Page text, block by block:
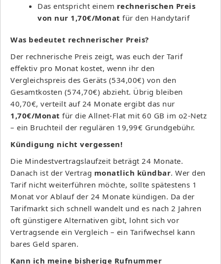
Das entspricht einem rechnerischen Preis
von nur 1,70€/Monat für den Handytarif
Was bedeutet rechnerischer Preis?
Der rechnerische Preis zeigt, was euch der Tarif
effektiv pro Monat kostet, wenn ihr den
Vergleichspreis des Geräts (534,00€) von den
Gesamtkosten (574,70€) abzieht. Übrig bleiben
40,70€, verteilt auf 24 Monate ergibt das nur
1,70€/Monat für die Allnet-Flat mit 60 GB im o2-Netz
– ein Bruchteil der regulären 19,99€ Grundgebühr.
Kündigung nicht vergessen!
Die Mindestvertragslaufzeit beträgt 24 Monate.
Danach ist der Vertrag monatlich kündbar. Wer den
Tarif nicht weiterführen möchte, sollte spätestens 1
Monat vor Ablauf der 24 Monate kündigen. Da der
Tarifmarkt sich schnell wandelt und es nach 2 Jahren
oft günstigere Alternativen gibt, lohnt sich vor
Vertragsende ein Vergleich – ein Tarifwechsel kann
bares Geld sparen.
Kann ich meine bisherige Rufnummer